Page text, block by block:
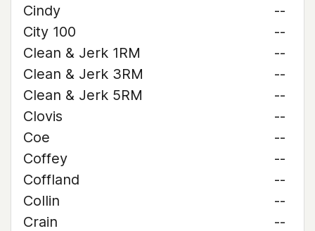
Cindy
--
City 100
--
Clean & Jerk 1RM
--
Clean & Jerk 3RM
--
Clean & Jerk 5RM
--
Clovis
--
Coe
--
Coffey
--
Coffland
--
Collin
--
Crain
--